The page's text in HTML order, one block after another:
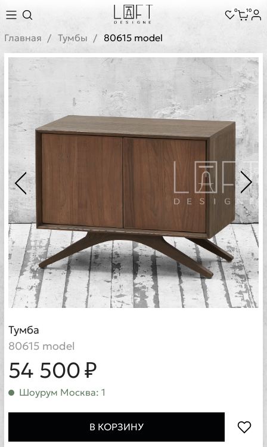
0 10
Главная Тумбы 80615 model
Тумба
80615 model
54 500 ₽
Шоурум Москва: 1
В КОРЗИНУ